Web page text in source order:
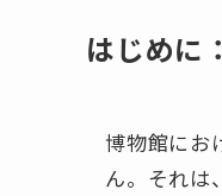
はじめに
博物館にお
ん。それは